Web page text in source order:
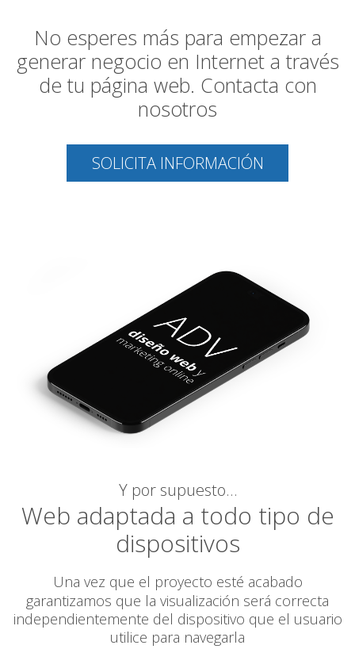
No esperes más para empezar a
generar negocio en Internet a través
de tu página web. Contacta con
nosotros
SOLICITA INFORMACIÓN
Y por supuesto…
Web adaptada a todo tipo de
dispositivos
Una vez que el proyecto esté acabado
garantizamos que la visualización será correcta
independientemente del dispositivo que el usuario
utilice para navegarla